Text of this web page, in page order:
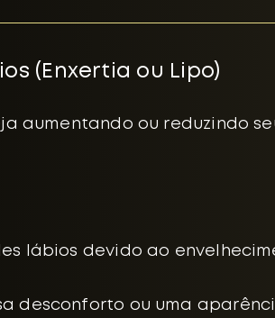
(Enxertia ou Lipo)
aumentando ou reduzindo
lábios devido ao
desconforto ou uma